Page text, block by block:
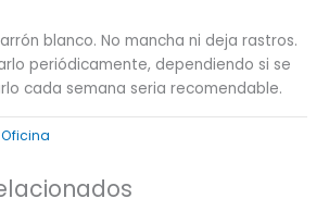
blanco. No mancha ni deja rastros.
periódicamente, dependiendo si se
cada semana seria recomendable.